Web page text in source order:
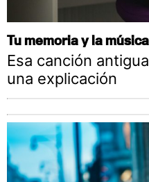
Tu memoria y la música
Esa canción
una explicación